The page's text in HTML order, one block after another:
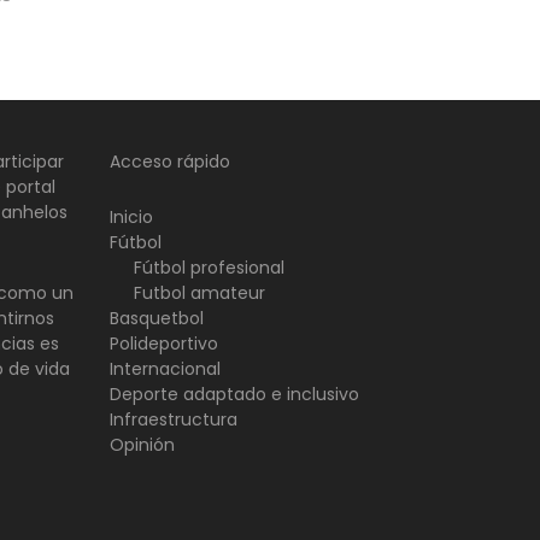
portal
un
es
de vida
Acceso rápido
Inicio
Fútbol
Fútbol profesional
Futbol amateur
Basquetbol
Polideportivo
Internacional
Deporte adaptado e inclusivo
Infraestructura
Opinión